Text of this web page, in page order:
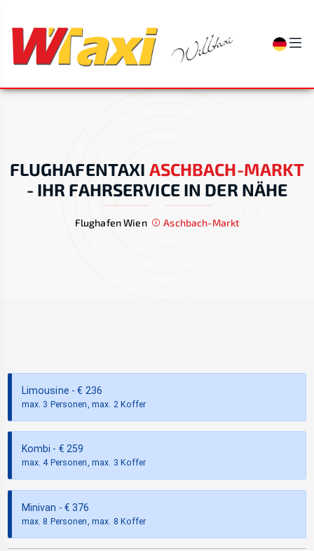
FLUGHAFENTAXI ASCHBACH-MARKT
- IHR FAHRSERVICE IN DER NÄHE
Flughafen Wien Aschbach-Markt
Limousine - € 236
max. 3 Personen, max. 2 Koffer
Kombi - € 259
max. 4 Personen, max. 3 Koffer
Minivan - €376
max. 8 Personen, max. 8 Koffer